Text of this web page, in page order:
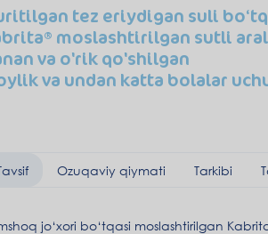
tez eriydigan suli
moslashtirilgan sutli
va o'rik qo'shilgan
va undan katta bolalar
Ozuqaviy qiymati Tarkibi
jo‘xori bo‘tqasi moslashtirilgan